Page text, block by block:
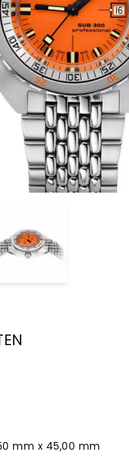
mm x 45,00 mm